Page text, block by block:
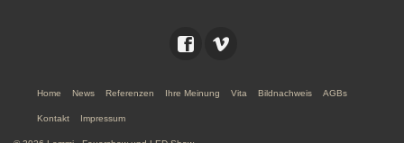
Home News Referenzen Ihre Meinung Vita Bildnachweis AGBs
Kontakt Impressum